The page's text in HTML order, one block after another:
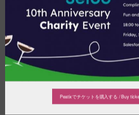
ー
1L
2
セ
説明
注文を頂いてから、以下のご料金
送をさせて頂きます。
・2本セット￥3,000（税別）
・3本セット￥4,200（税別）
Peatixでチケットを購入する / Buy